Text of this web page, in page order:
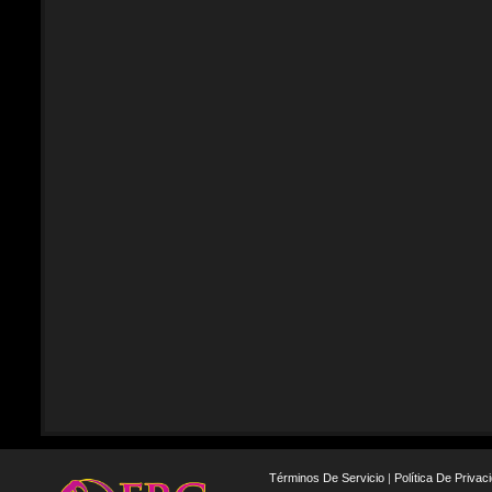
Términos De Servicio | Política De